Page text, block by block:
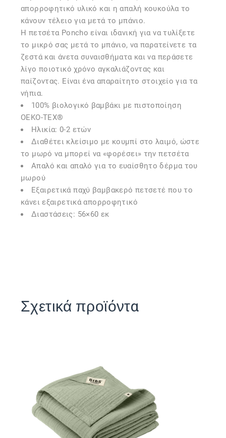
απορροφητικό υλικό και η απαλή κουκούλα το
κάνουν τέλειο για μετά το μπάνιο.
Η πετσέτα Poncho είναι ιδανική για να τυλίξετε
το μικρό σας μετά το μπάνιο, να παρατείνετε τα
ζεστά και άνετα συναισθήματα και να περάσετε
λίγο ποιοτικό χρόνο αγκαλιάζοντας και
παίζοντας. Είναι ένα απαραίτητο στοιχείο για τα
νήπια.
100% βιολογικό βαμβάκι με πιστοποίηση
OEKO-TEX®
Ηλικία: 0-2 ετών
Διαθέτει κλείσιμο με κουμπί στο λαιμό, ώστε
το μωρό να μπορεί να «φορέσει» την πετσέτα
Απαλό και απαλό για το ευαίσθητο δέρμα του
μωρού
Εξαιρετικά παχύ βαμβακερό πετσετέ που το
κάνει εξαιρετικά απορροφητικό
Διαστάσεις: 56×60 εκ
Σχετικά προϊόντα